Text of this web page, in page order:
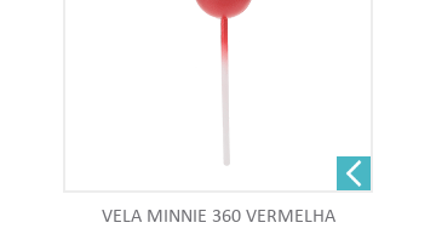
VELA MINNIE 360 VERMELHA